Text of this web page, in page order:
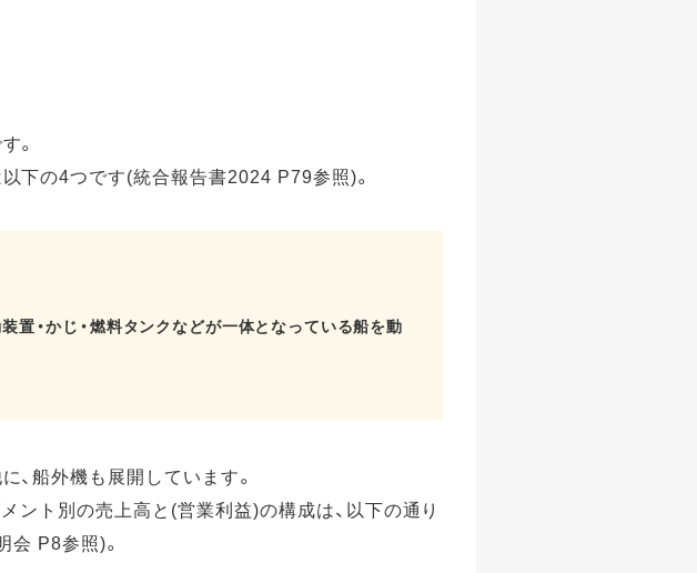
。
下の4つです(統合報告書2024 P79参照)。
置・かじ・燃料タンクなどが一体となっている船を動
、船外機も展開しています。
ント別の売上高と(営業利益)の構成は、以下の通り
P8参照)。